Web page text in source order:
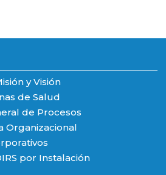
y Visión
de Salud
de Procesos
Organizacional
por Instalación